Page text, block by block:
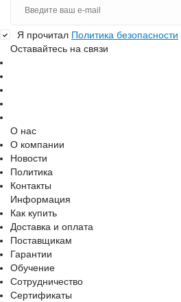
Я прочитал Политика безопасности
Оставайтесь на связи
О нас
О компании
Новости
Политика
Контакты
Информация
Как купить
Доставка и оплата
Поставщикам
Гарантии
Обучение
Сотрудничество
Сертификаты